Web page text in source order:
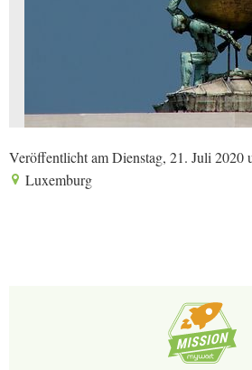
Veröffentlicht am Dienstag, 21. Juli 2020
Luxemburg